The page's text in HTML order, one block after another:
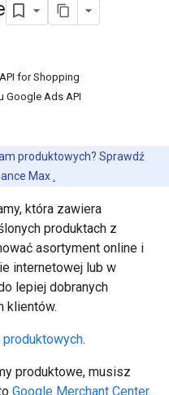
for Shopping
Google Ads API
produktowych? Sprawdź
Max
która zawiera
produktach z
asortyment online i
internetowej lub w
lepiej dobranych
klientów.
.
produktowe, musisz
Google Merchant Center.